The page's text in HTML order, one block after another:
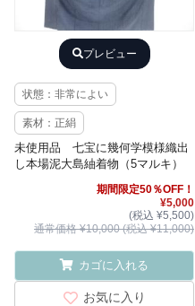
プレビュー
状態：非常によい
素材：正絹
未使用品 七宝に幾何学模様織出
し本場泥大島紬着物（5マルキ）
期間限定50％OFF！
¥5,000
(税込 ¥5,500)
通常価格 ¥10,000 (税込 ¥11,000)
カゴに入れる
お気に入り